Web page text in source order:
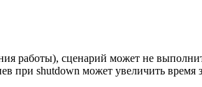
работы), сценарий может не
при shutdown может увеличить время